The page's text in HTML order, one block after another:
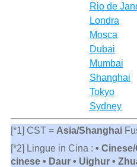
Rio de
Londra
Mosca
Dubai
Mumbai
Shanghai
Tokyo
Sydney
[*1] CST = Asia/Shanghai
[*2] Lingue in Cina : •
cinese • Daur • Uighur •